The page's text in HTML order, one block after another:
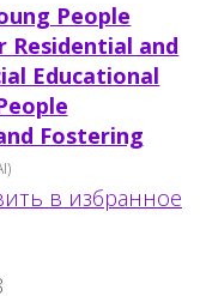
People
Residential and
Educational
Fostering